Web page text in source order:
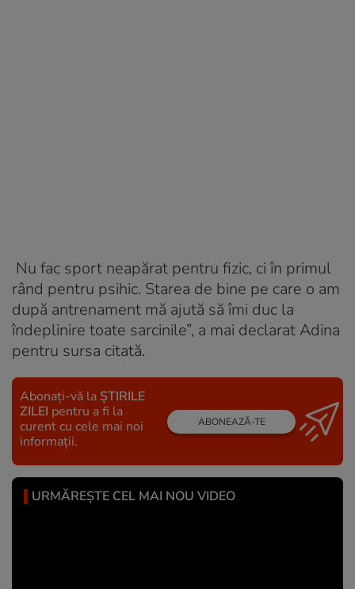
Nu fac sport neapărat pentru fizic, ci în primul
rând pentru psihic. Starea de bine pe care o am
după antrenament mă ajută să îmi duc la
îndeplinire toate sarcinile”, a mai declarat Adina
pentru sursa citată.
Abonați-vă la ȘTIRILE
ZILEI pentru a fi la
curent cu cele mai noi
informații.
ABONEAZĂ-TE
URMĂREȘTE CEL MAI NOU VIDEO